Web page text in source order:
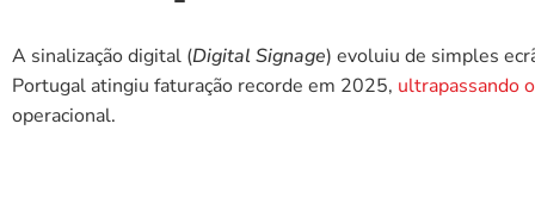
A sinalização digital (Digital Signage) evoluiu de simples
Portugal atingiu faturação recorde em 2025, ultrapassando
operacional.